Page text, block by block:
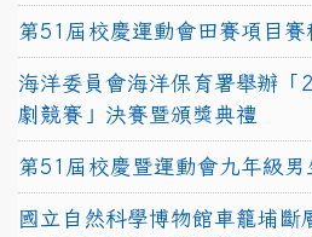
第51屆校慶運動會田賽項目賽
海洋委員會海洋保育署舉辦「
劇競賽」決賽暨頒獎典禮
第51屆校慶暨運動會九年級
國立自然科學博物館車籠埔斷